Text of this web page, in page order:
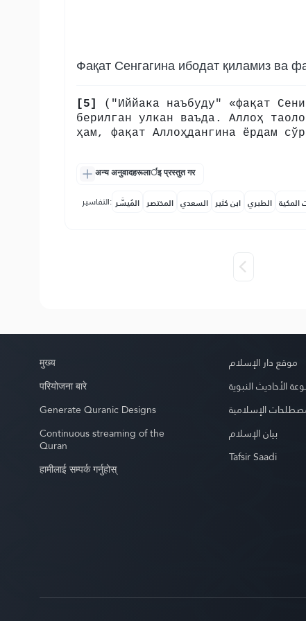
Фақат Сенгагина ибодат қиламиз ва
[5]
("Иййака наъбуду" «фақат
берилган улкан ваъда. Аллоҳ
ҳам, фақат Аллоҳдангина ёрдам
अन्य अनुवादहरूलार्इ प्रस्तुत गर
التفاسير: المُيسَّر المختصر السعدي ابن كثير الطبري المكية
मुख्य
परियोजना बारे
Generate Quranic Designs
Continuous streaming of the
Quran
हामीलाई सम्पर्क गर्नुहोस्
موقع دار الإسلام
الأحاديث النبوية
الإسلامية
بيان الإسلام
Tafsir Saadi